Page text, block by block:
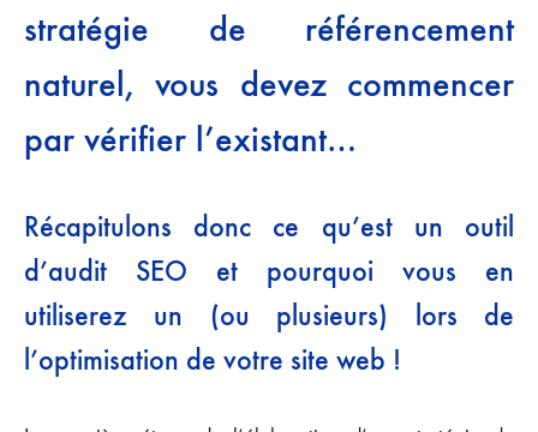
stratégie de référencement
naturel, vous devez commencer
par vérifier l’existant…
Récapitulons donc ce qu’est un outil
d’audit SEO et pourquoi vous en
utiliserez un (ou plusieurs) lors de
l’optimisation de votre site web !